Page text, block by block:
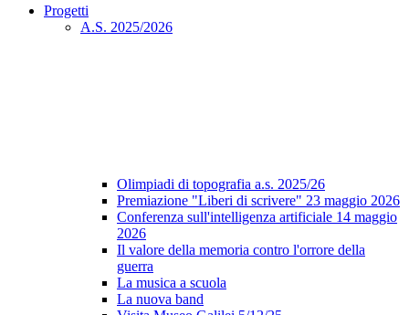
Progetti
A.S. 2025/2026
Olimpiadi di topografia a.s. 2025/26
Premiazione "Liberi di scrivere" 23 maggio 2026
Conferenza sull'intelligenza artificiale 14 maggio
2026
Il valore della memoria contro l'orrore della
guerra
La musica a scuola
La nuova band